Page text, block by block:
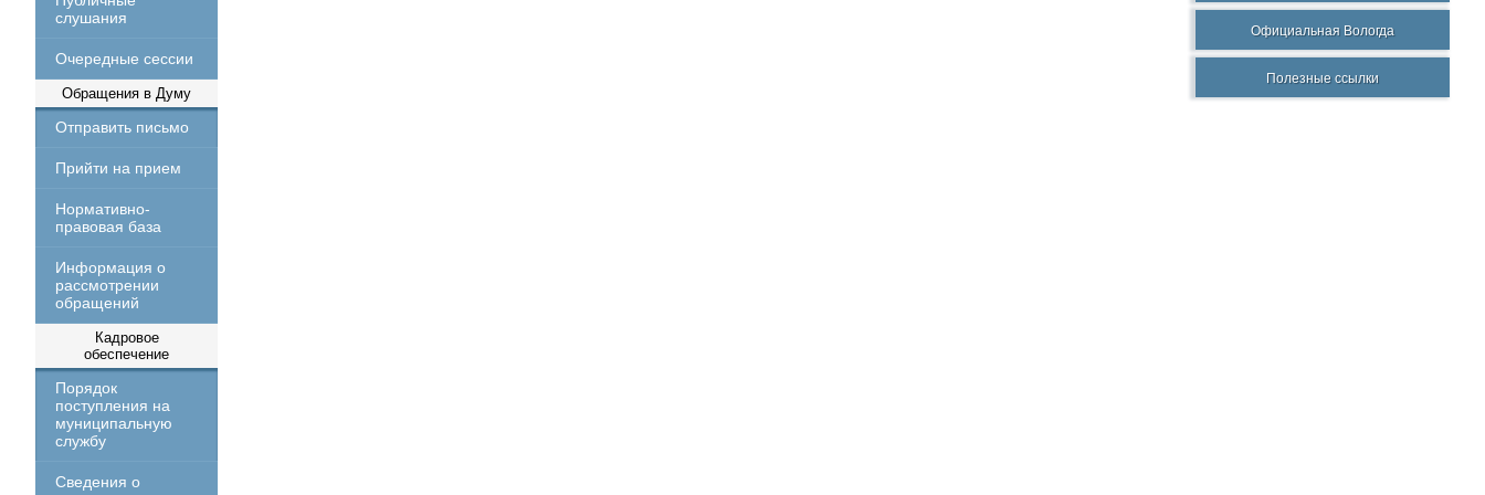
слушания
Очередные сессии
Обращения в Думу
Отправить письмо
Прийти на прием
Нормативно-
правовая база
Информация о
рассмотрении
обращений
Кадровое
обеспечение
Порядок
поступления на
муниципальную
службу
Сведения о
Официальная Вологда
Полезные ссылки